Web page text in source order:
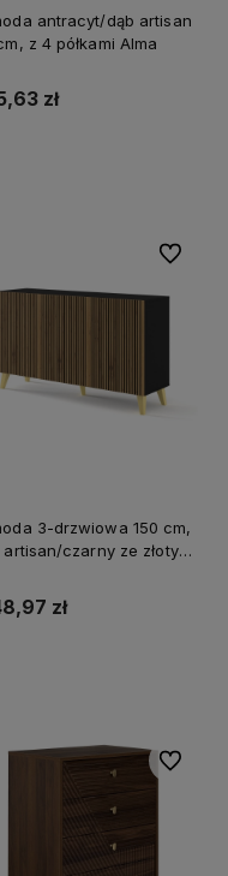
antracyt/dąb artisan
z 4 półkami Alma
zł
3-drzwiowa 150 cm,
artisan/czarny ze złotymi
zł
Do
Do